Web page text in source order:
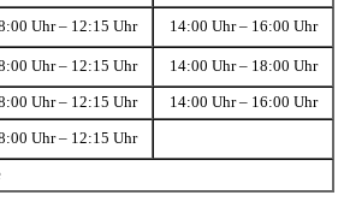
Uhr – 12:15 Uhr 14:00 Uhr – 16:00 Uhr
Uhr – 12:15 Uhr 14:00 Uhr – 18:00 Uhr
Uhr – 12:15 Uhr 14:00 Uhr – 16:00 Uhr
Uhr – 12:15 Uhr